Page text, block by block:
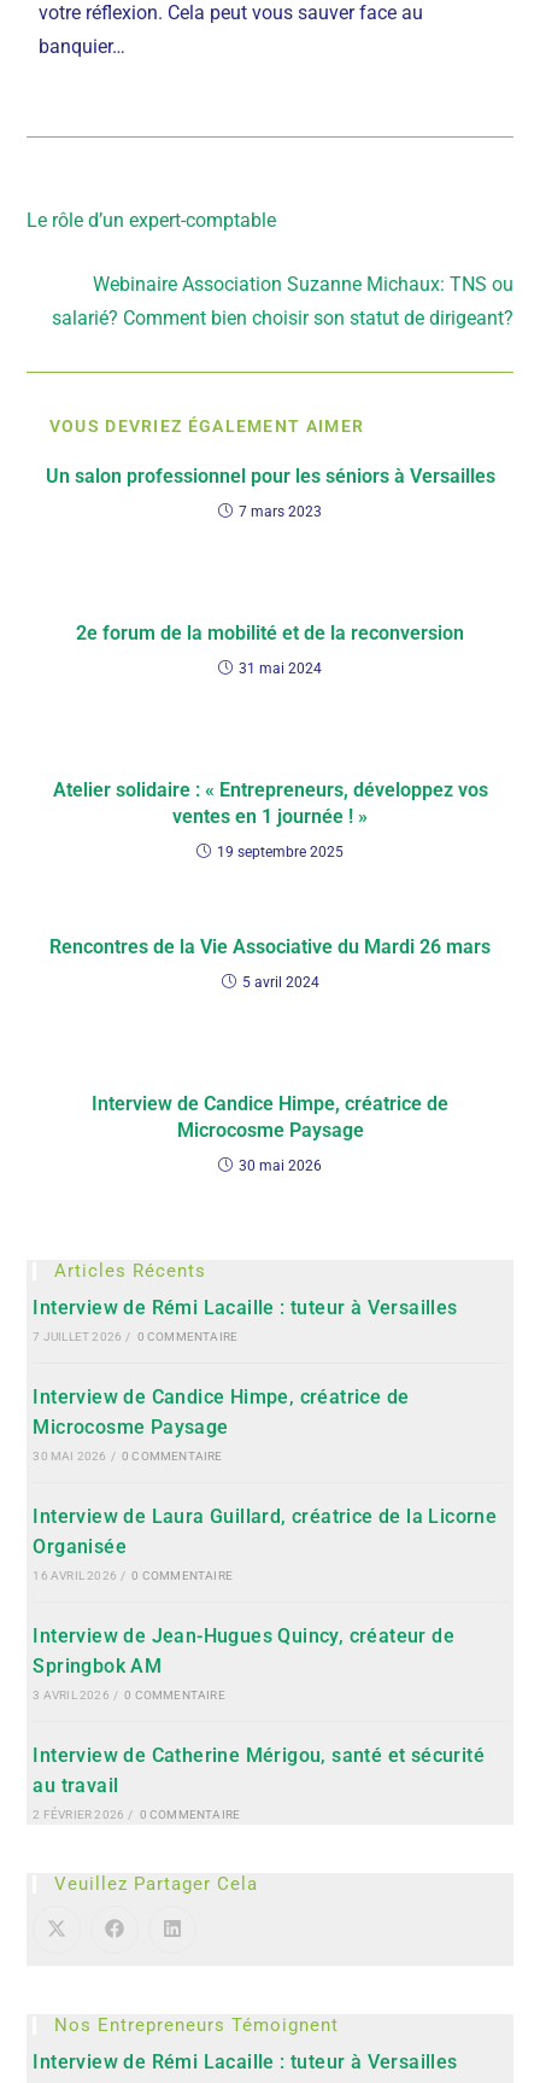
votre réflexion. Cela peut vous sauver face au
banquier…
Le rôle d’un expert-comptable
Webinaire Association Suzanne Michaux: TNS ou
salarié? Comment bien choisir son statut de dirigeant?
VOUS DEVRIEZ ÉGALEMENT AIMER
Un salon professionnel pour les séniors à Versailles
7 mars 2023
2e forum de la mobilité et de la reconversion
31 mai 2024
Atelier solidaire : « Entrepreneurs, développez vos
ventes en 1 journée ! »
19 septembre 2025
Rencontres de la Vie Associative du Mardi 26 mars
5 avril 2024
Interview de Candice Himpe, créatrice de
Microcosme Paysage
30 mai 2026
Articles Récents
Interview de Rémi Lacaille : tuteur à Versailles
7 JUILLET 2026 / 0 COMMENTAIRE
Interview de Candice Himpe, créatrice de
Microcosme Paysage
30 MAI 2026 / 0 COMMENTAIRE
Interview de Laura Guillard, créatrice de la Licorne
Organisée
16 AVRIL 2026 / 0 COMMENTAIRE
Interview de Jean-Hugues Quincy, créateur de
Springbok AM
3 AVRIL 2026 / 0 COMMENTAIRE
Interview de Catherine Mérigou, santé et sécurité
au travail
2 FÉVRIER 2026 / 0 COMMENTAIRE
Veuillez Partager Cela
Nos Entrepreneurs Témoignent
Interview de Rémi Lacaille : tuteur à Versailles